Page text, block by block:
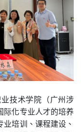
技术学院（广州涉
际化专业人才的培养
培训、课程建设、